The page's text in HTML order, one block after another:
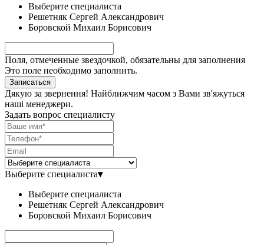
Выберите специалиста
Решетняк Сергей Александрович
Боровской Михаил Борисович
Поля, отмеченные звездочкой, обязательны для заполнения
Это поле необходимо заполнить.
Записаться
Дякую за звернення! Найближчим часом з Вами зв'яжуться
наші менеджери.
Задать вопрос специалисту
Выберите специалиста▾
Выберите специалиста
Решетняк Сергей Александрович
Боровской Михаил Борисович